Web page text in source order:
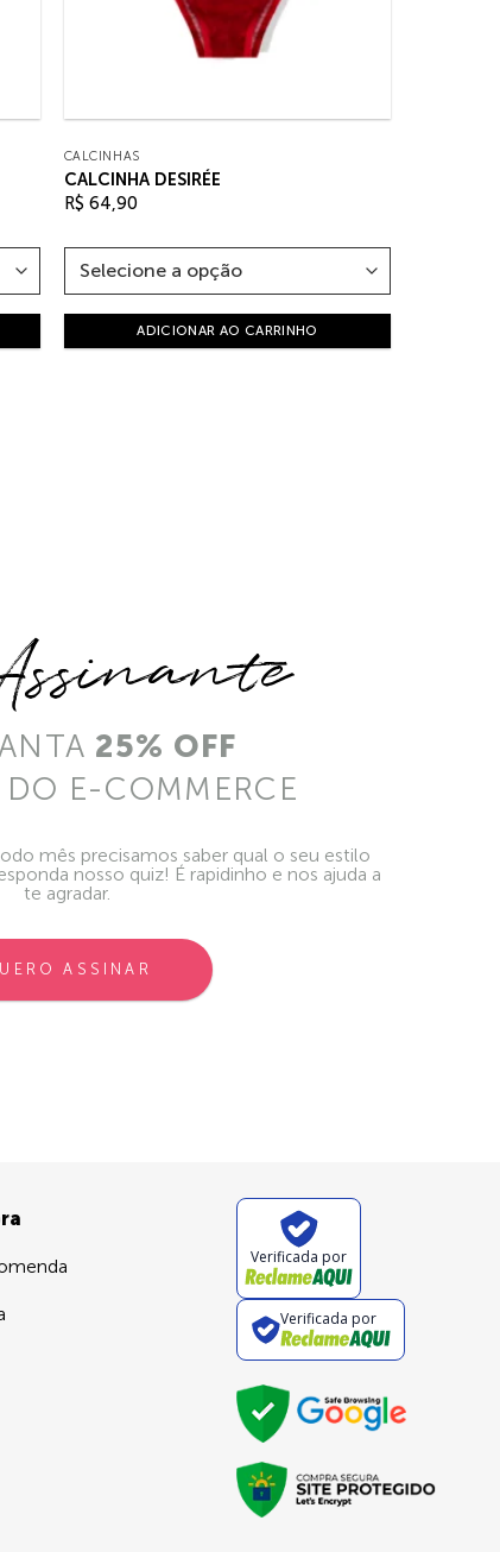
CALCINHAS
CALCINHA DESIRÉE
R$ 64,90
ADICIONAR AO CARRINHO
25% OFF
DO E-COMMERCE
mês precisamos saber qual o seu estilo
nosso quiz! É rapidinho e nos ajuda a
te agradar.
ASSINAR
Verificada por
Verificada por